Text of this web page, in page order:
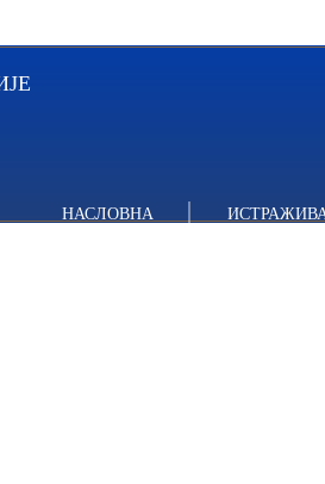
НАСЛОВНА